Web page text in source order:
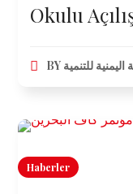
Okulu
BY اليمنية للتنمية
Haberler